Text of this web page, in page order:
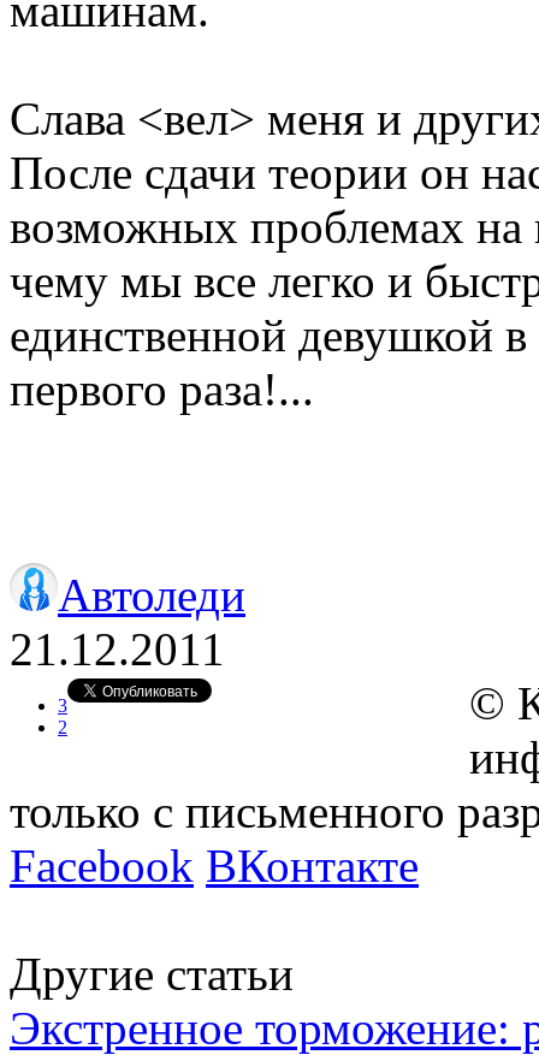
Слава <вел> меня и
После сдачи теории он
возможных проблемах на
чему мы все легко и
единственной девушкой
первого раза!...
Автоледи
21.12.2011
3
2
©
только с письменного
Facebook ВКонтакте
Другие статьи
Экстренное торможение: